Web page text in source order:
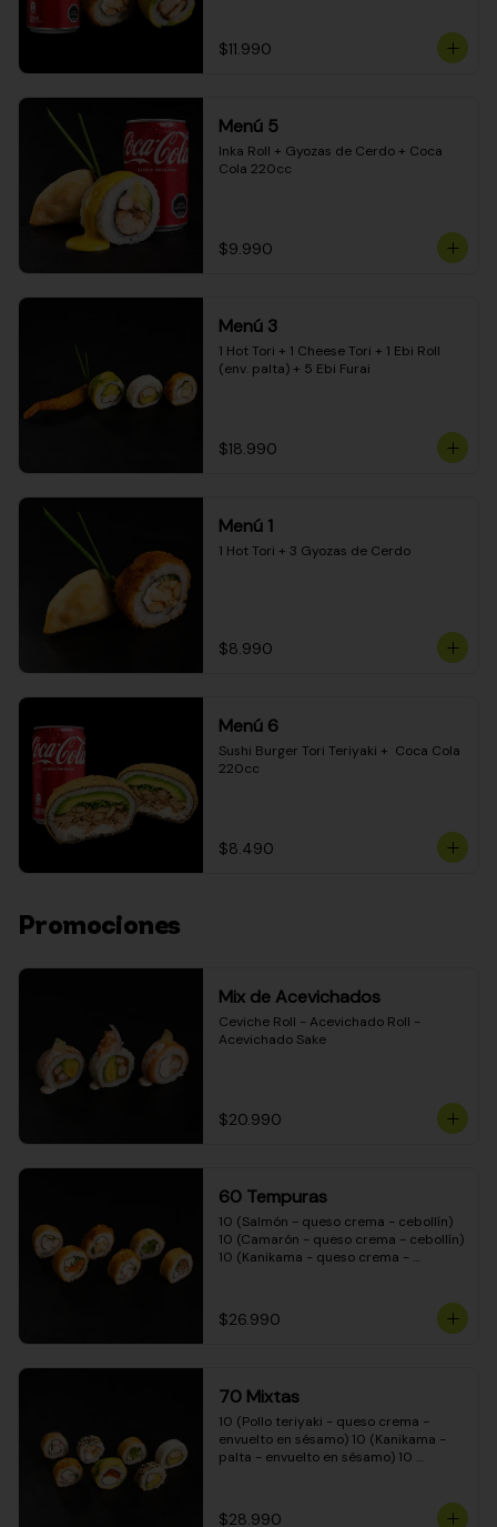
$11.990
Menú 5
Inka Roll + Gyozas de Cerdo + Coca
Cola 220cc
$9.990
Menú 3
1 Hot Tori + 1 Cheese Tori + 1 Ebi Roll
(env. palta) + 5 Ebi Furai
$18.990
Menú 1
1 Hot Tori + 3 Gyozas de Cerdo
$8.990
Menú 6
Sushi Burger Tori Teriyaki +  Coca Cola
220cc
$8.490
Promociones
Mix de Acevichados
Ceviche Roll - Acevichado Roll -
Acevichado Sake
$20.990
60 Tempuras
10 (Salmón - queso crema - cebollín)
10 (Camarón - queso crema - cebollín)
10 (Kanikama - queso crema -
crema - cebollín) 10 (Carne - queso
crema - cebollín)
$26.990
70 Mixtas
10 (Pollo teriyaki - queso crema -
envuelto en sésamo) 10 (Kanikama -
palta - envuelto en sésamo) 10
- envuelto en queso crema) 10
$28.990